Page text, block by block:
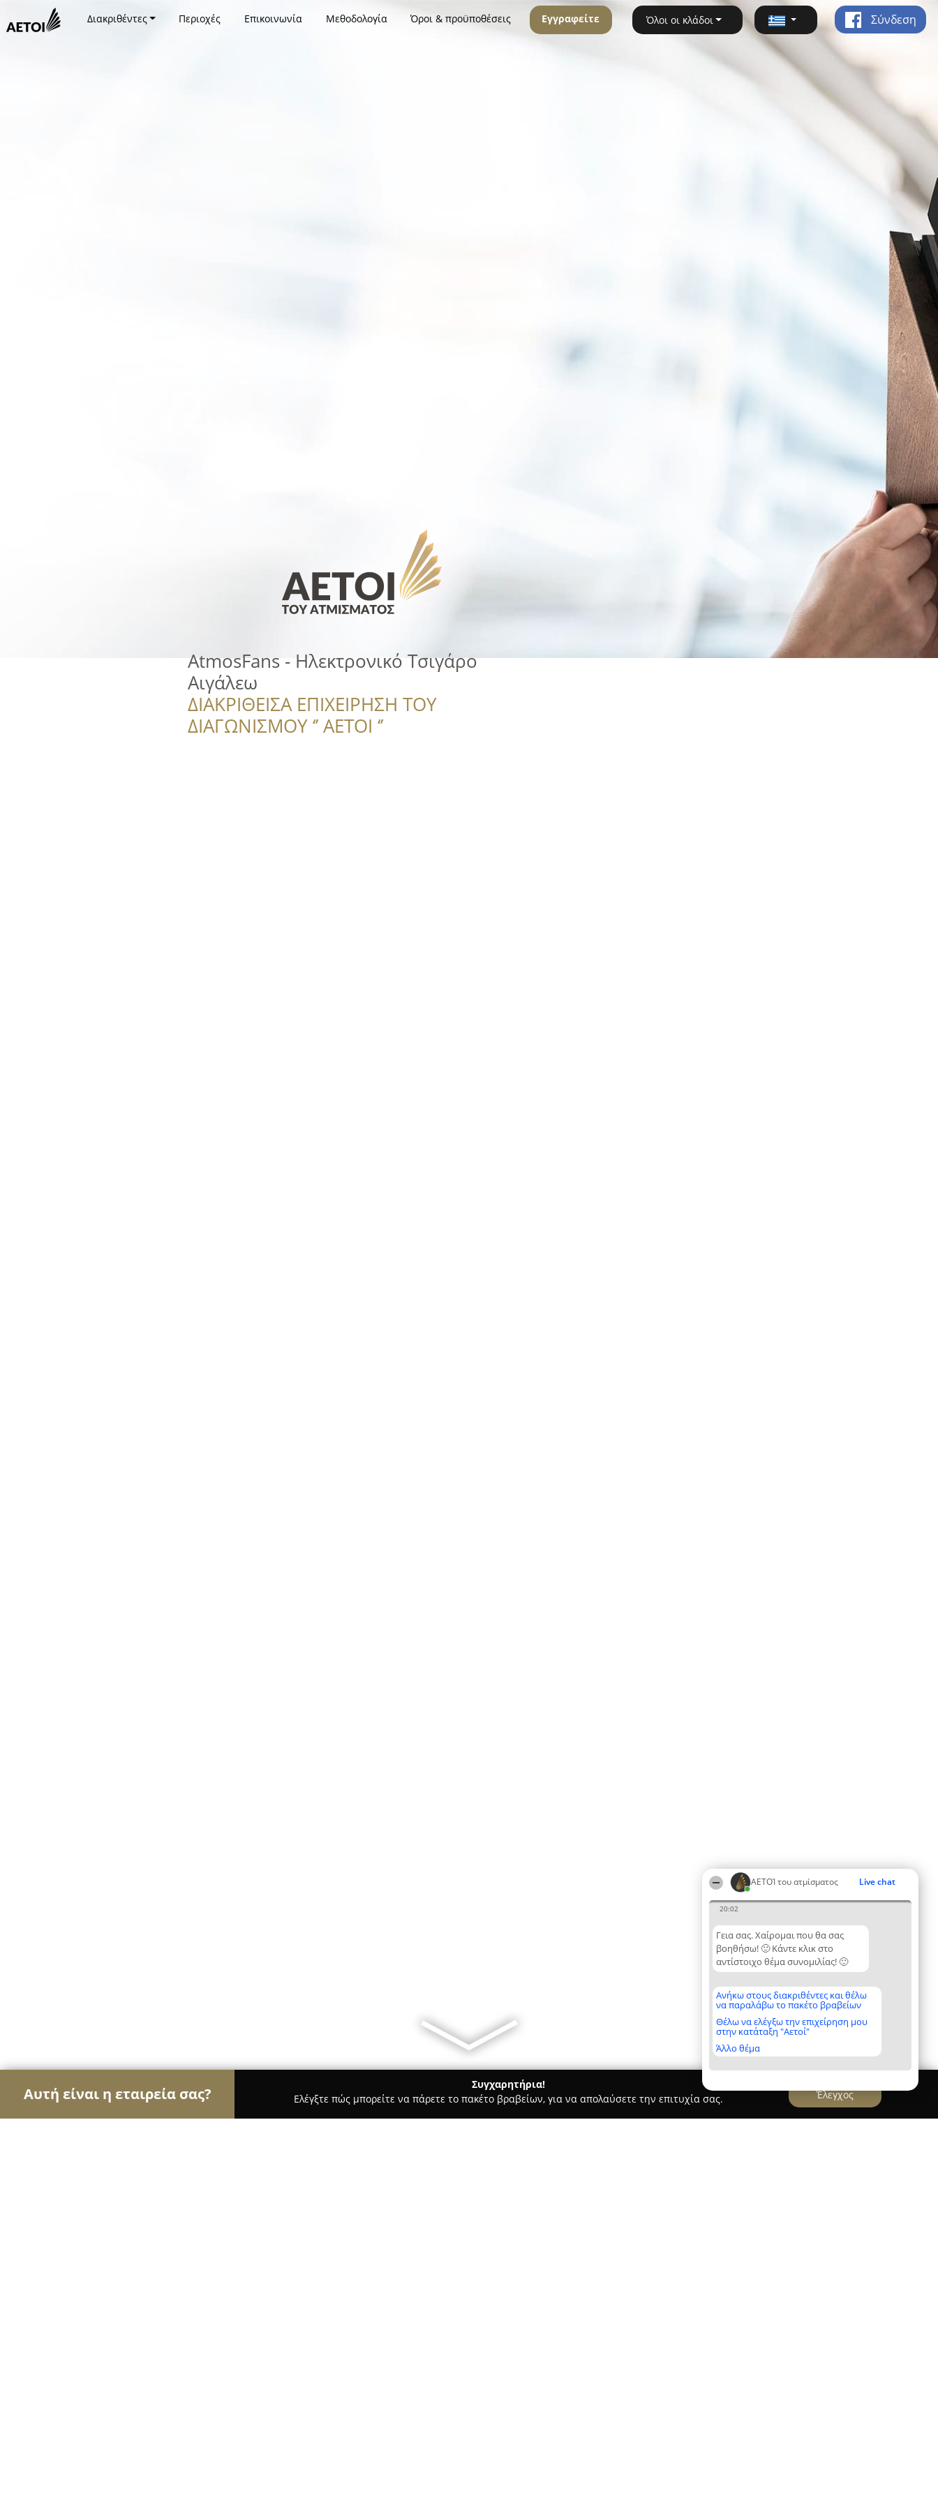
ΑΕΤΟΊ του ατμίσματος Live chat
20:02
Γεια σας. Χαίρομαι που θα σας
βοηθήσω! 🙂 Κάντε κλικ στο
αντίστοιχο θέμα συνομιλίας! 🙂
Ανήκω στους διακριθέντες και θέλω
να παραλάβω το πακέτο βραβείων
Θέλω να ελέγξω την επιχείρηση μου
στην κατάταξη "Αετοί"
Άλλο θέμα
Διακριθέντες Περιοχές Επικοινωνία Μεθοδολογία Όροι & προϋποθέσεις Εγγραφείτε Όλοι οι κλάδοι Σύνδεση
AtmosFans - Ηλεκτρονικό Τσιγάρο
Αιγάλεω
ΔΙΑΚΡΙΘΕΙΣΑ ΕΠΙΧΕΙΡΗΣΗ ΤΟΥ
ΔΙΑΓΩΝΙΣΜΟΥ ‘’ ΑΕΤΟΙ ‘’
Αυτή είναι η εταιρεία σας?
Συγχαρητήρια!
Ελέγξτε πώς μπορείτε να πάρετε το πακέτο βραβείων, για να απολαύσετε την επιτυχία σας.
Έλεγχος